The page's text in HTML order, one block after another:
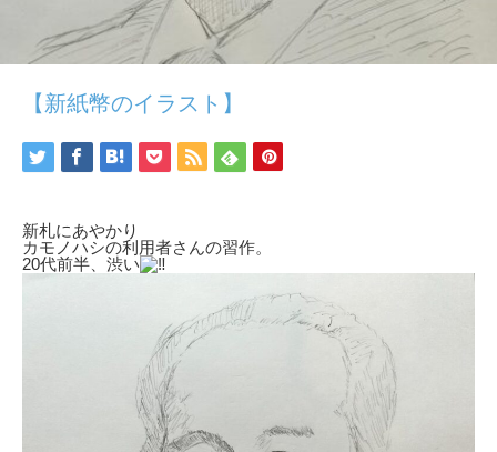
【新紙幣のイラスト】
新札にあやかり
カモノハシの利用者さんの習作。
20代前半、渋い